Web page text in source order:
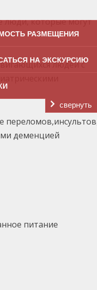
РАЗМЕЩЕНИЯ
НА ЭКСКУРСИЮ
свернуть
люди, которые могут
людей с
деменцией
питание